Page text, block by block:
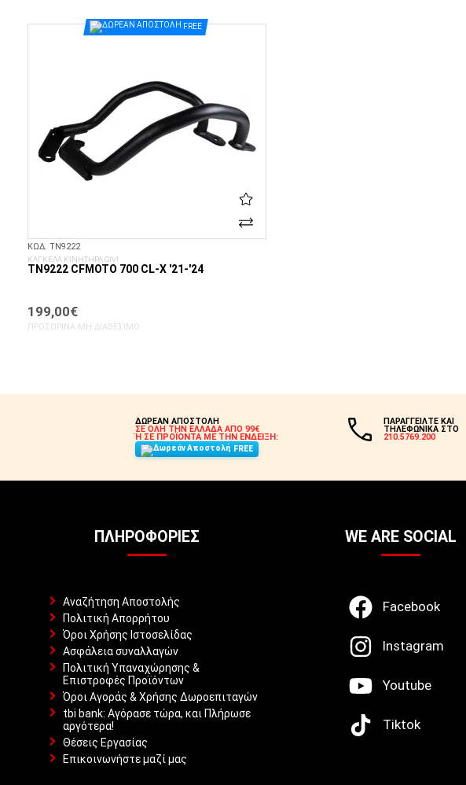
FREE
ΚΩΔ. TN9222
ΚΑΓΚΕΛΑ ΚΙΝΗΤΗΡΑ GIVI
TN9222 CFMOTO 700 CL-X '21-'24
199,00€
ΠΡΟΣΩΡΙΝΆ ΜΗ ΔΙΑΘΈΣΙΜΟ
ΔΩΡΕΑΝ ΑΠΟΣΤΟΛΗ
ΣΕ ΟΛΗ ΤΗΝ ΕΛΛΑΔΑ ΑΠΟ 99€
Ή ΣΕ ΠΡΟΪΟΝΤΑ ΜΕ ΤΗΝ ΕΝΔΕΙΞΗ:
FREE
ΠΑΡΑΓΓΕΙΛΤΕ ΚΑΙ
ΤΗΛΕΦΩΝΙΚΑ ΣΤΟ
210.5769.200
ΠΛΗΡΟΦΟΡΊΕΣ
Αναζήτηση Αποστολής
Πολιτική Απορρήτου
Όροι Χρήσης Ιστοσελίδας
Ασφάλεια συναλλαγών
Πολιτική Υπαναχώρησης &
Επιστροφές Προϊόντων
Όροι Αγοράς & Χρήσης Δωροεπιταγών
tbi bank: Αγόρασε τώρα, και Πλήρωσε
αργότερα!
Θέσεις Εργασίας
Επικοινωνήστε μαζί μας
WE ARE SOCIAL
Facebook
Instagram
Youtube
Tiktok